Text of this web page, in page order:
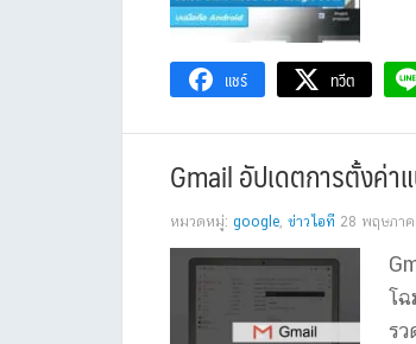
แชร์ ทวีต
Gmail อัปเดตการตั้งค่า
หมวดหมู่: google, ข่าวไอที 28 พฤษภา
โฉ
รว